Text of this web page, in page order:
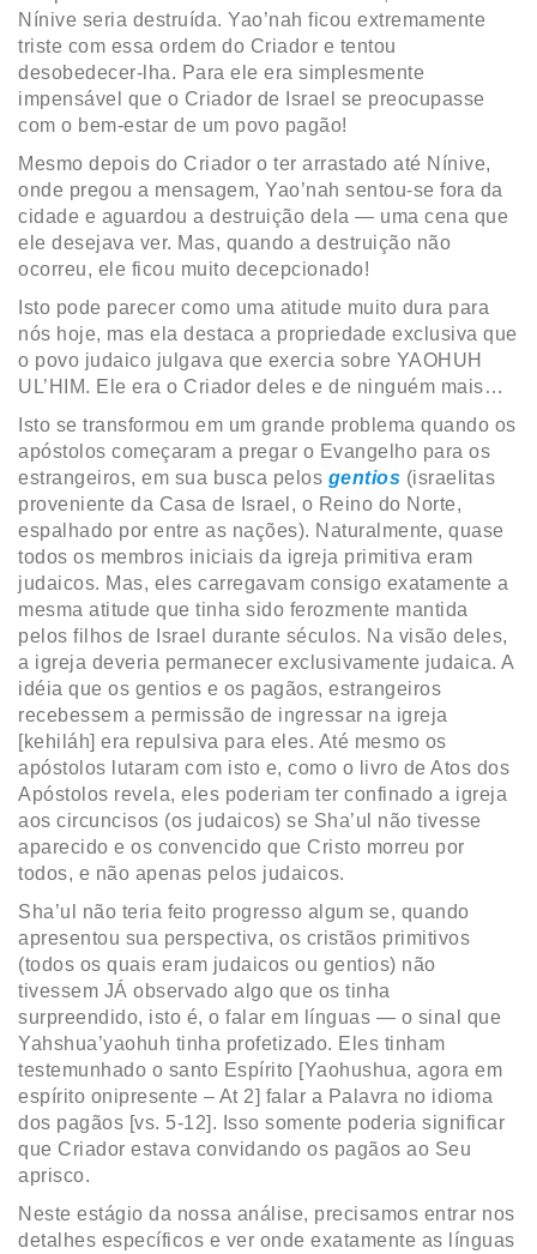
Nínive seria destruída. Yao’nah ficou extremamente
triste com essa ordem do Criador e tentou
desobedecer-lha. Para ele era simplesmente
impensável que o Criador de Israel se preocupasse
com o bem-estar de um povo pagão!
Mesmo depois do Criador o ter arrastado até Nínive,
onde pregou a mensagem, Yao’nah sentou-se fora da
cidade e aguardou a destruição dela — uma cena que
ele desejava ver. Mas, quando a destruição não
ocorreu, ele ficou muito decepcionado!
Isto pode parecer como uma atitude muito dura para
nós hoje, mas ela destaca a propriedade exclusiva que
o povo judaico julgava que exercia sobre YAOHUH
UL’HIM. Ele era o Criador deles e de ninguém mais…
Isto se transformou em um grande problema quando os
apóstolos começaram a pregar o Evangelho para os
estrangeiros, em sua busca pelos gentios (israelitas
proveniente da Casa de Israel, o Reino do Norte,
espalhado por entre as nações). Naturalmente, quase
todos os membros iniciais da igreja primitiva eram
judaicos. Mas, eles carregavam consigo exatamente a
mesma atitude que tinha sido ferozmente mantida
pelos filhos de Israel durante séculos. Na visão deles,
a igreja deveria permanecer exclusivamente judaica. A
idéia que os gentios e os pagãos, estrangeiros
recebessem a permissão de ingressar na igreja
[kehiláh] era repulsiva para eles. Até mesmo os
apóstolos lutaram com isto e, como o livro de Atos dos
Apóstolos revela, eles poderiam ter confinado a igreja
aos circuncisos (os judaicos) se Sha’ul não tivesse
aparecido e os convencido que Cristo morreu por
todos, e não apenas pelos judaicos.
Sha’ul não teria feito progresso algum se, quando
apresentou sua perspectiva, os cristãos primitivos
(todos os quais eram judaicos ou gentios) não
tivessem JÁ observado algo que os tinha
surpreendido, isto é, o falar em línguas — o sinal que
Yahshua’yaohuh tinha profetizado. Eles tinham
testemunhado o santo Espírito [Yaohushua, agora em
espírito onipresente – At 2] falar a Palavra no idioma
dos pagãos [vs. 5-12]. Isso somente poderia significar
que Criador estava convidando os pagãos ao Seu
aprisco.
Neste estágio da nossa análise, precisamos entrar nos
detalhes específicos e ver onde exatamente as línguas